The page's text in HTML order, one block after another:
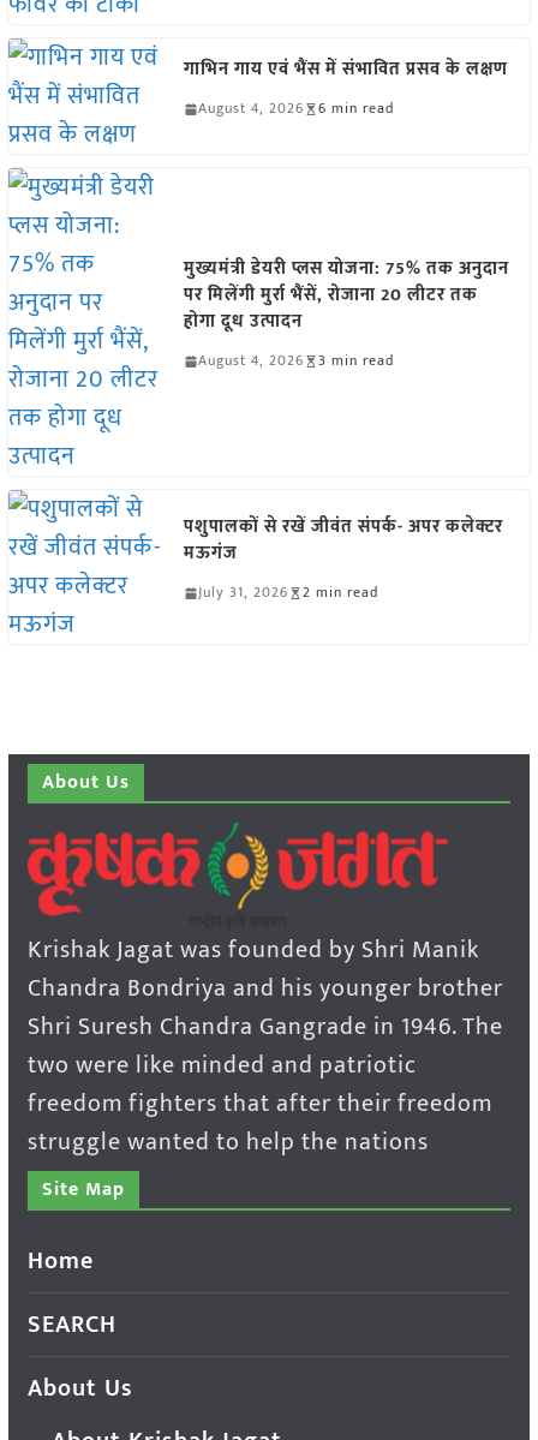
गाभिन गाय एवं भैंस में संभावित प्रसव के लक्षण
August 4, 2026 6 min read
मुख्यमंत्री डेयरी प्लस योजना: 75% तक अनुदान
पर मिलेंगी मुर्रा भैंसें, रोजाना 20 लीटर तक
होगा दूध उत्पादन
August 4, 2026 3 min read
पशुपालकों से रखें जीवंत संपर्क- अपर कलेक्टर
मऊगंज
July 31, 2026 2 min read
About Us
Krishak Jagat was founded by Shri Manik
Chandra Bondriya and his younger brother
Shri Suresh Chandra Gangrade in 1946. The
two were like minded and patriotic
freedom fighters that after their freedom
struggle wanted to help the nations
Site Map
Home
SEARCH
About Us